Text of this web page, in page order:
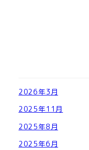
2026年3月
2025年11月
2025年8月
2025年6月